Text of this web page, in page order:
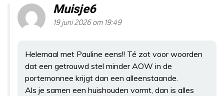
Muisje6
19 juni 2026 om 19:49
Helemaal met Pauline eens!! Té zot voor woorden
dat een getrouwd stel minder AOW in de
portemonnee krijgt dan een alleenstaande.
Als je samen een huishouden vormt, dan is alles